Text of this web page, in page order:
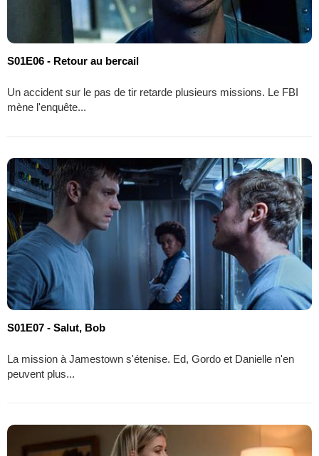
S01E06 - Retour au bercail
Un accident sur le pas de tir retarde plusieurs missions. Le FBI
mène l'enquête...
S01E07 - Salut, Bob
La mission à Jamestown s'étenise. Ed, Gordo et Danielle n'en
peuvent plus...